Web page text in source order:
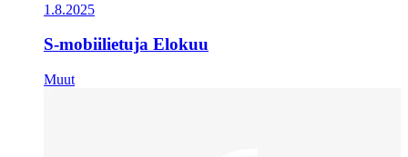
1.8.2025
S-mobiilietuja Elokuu
Muut